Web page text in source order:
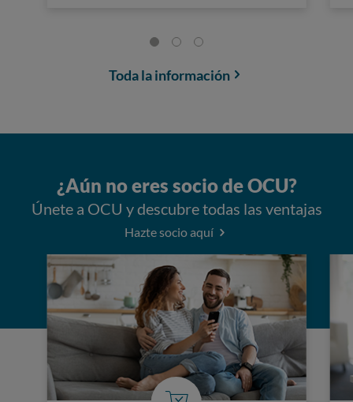
Toda la información
¿Aún no eres socio de OCU?
Únete a OCU y descubre todas las ventajas
Hazte socio aquí